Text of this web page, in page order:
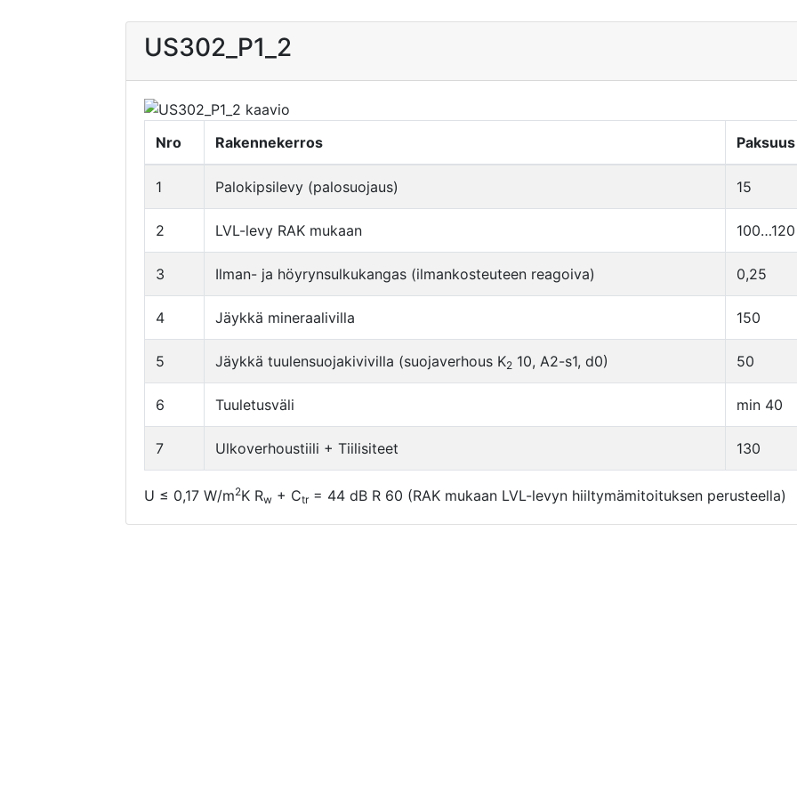
US302_P1_2
Nro Rakennekerros
1 Palokipsilevy (palosuojaus) 15
2 LVL-levy RAK mukaan 100…120
3 Ilman- ja höyrynsulkukangas (ilmankosteuteen reagoiva) 0,25
4 Jäykkä mineraalivilla 150
5 Jäykkä tuulensuojakivivilla (suojaverhous K2 10, A2-s1, d0) 50
6 Tuuletusväli min 40
7 Ulkoverhoustiili + Tiilisiteet 130
U ≤ 0,17 W/m2K Rw + Ctr= 44 dB R 60 (RAK mukaan LVL-levyn hiiltymämitoituksen perusteella)